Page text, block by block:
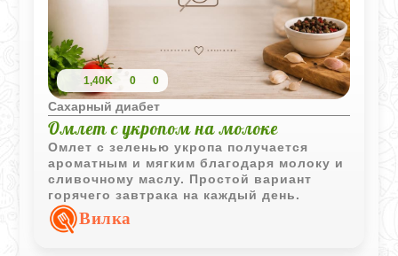
1,40K 0 0
Сахарный диабет
Омлет с укропом на молоке
Омлет с зеленью укропа получается
ароматным и мягким благодаря молоку и
сливочному маслу. Простой вариант
горячего завтрака на каждый день.
Вилка